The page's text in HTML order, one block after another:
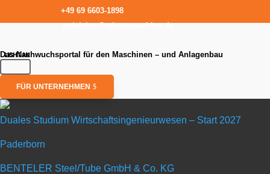
+49 69 6603-1898
redaktion@talentmaschine.de
Das Nachwuchsportal für den Maschinen – und Anlagenbau
FÜR UNTERNEHMEN
Duales Studium Wirtschaftsingenieurwesen – Start 2027
Paderborn
BENTELER Steel/Tube GmbH & Co. KGDuales